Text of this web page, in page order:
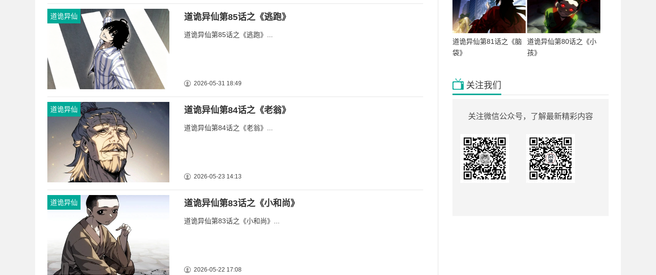
道诡异仙 道诡异仙第85话之《逃跑》
道诡异仙第85话之《逃跑》...
2026-05-31 18:49
道诡异仙 道诡异仙第84话之《老翁》
道诡异仙第84话之《老翁》...
2026-05-23 14:13
道诡异仙 道诡异仙第83话之《小和尚》
道诡异仙第83话之《小和尚》...
2026-05-22 17:08
道诡异仙第81话之《脑
袋》
道诡异仙第80话之《小
孩》
关注我们
关注微信公众号，了解最新精彩内容